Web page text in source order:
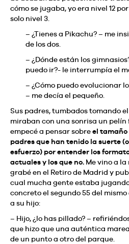
cómo se jugaba, yo era nivel 12
solo nivel 3.
– ¿Tienes a Pikachu? – me
de los dos.
– ¿Dónde están los
puedo ir?- le interrumpía el
– ¿Cómo puedo evolucionar
– me decía el pequeño.
Sus padres, tumbados tomando
miraban con una sonrisa un pelín
empecé a pensar sobreel tamaño
padres que han tenido la suerte
esfuerzo) por entender los
actuales y los que no. Me vino a
grabé en el Retiro de Madrid y
cual mucha gente estaba jugando
concreto el segundo 55 del
a su hijo:
– Hijo, ¿lo has pillado? –
que hizo que una auténtica
de un punto a otro del parque.